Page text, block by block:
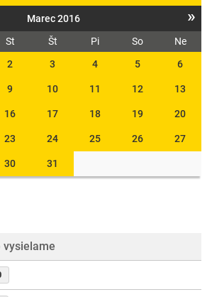
Marec 2016 »
St Št Pi So
Ne
2 3 4 5 6
9 10 11 12 13
16 17 18 19 20
23 24 25 26 27
30 31
vysielame